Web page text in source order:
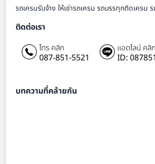
รถเครนรับจ้าง ให้เช่ารถเครน รถบรรทุกติดเครน
ติดต่อเรา
โทร คลิก
087-851-5521
แอดไลน์ คลิก
ID:
บทความที่คล้ายกัน